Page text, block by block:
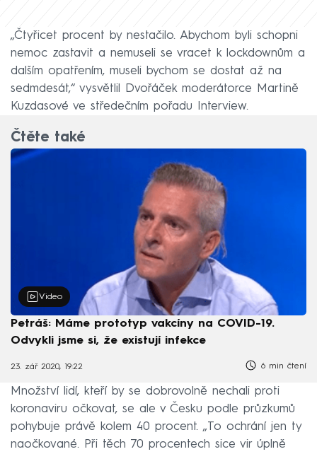
„Čtyřicet procent by nestačilo. Abychom byli schopni
nemoc zastavit a nemuseli se vracet k lockdownům a
dalším opatřením, museli bychom se dostat až na
sedmdesát,“ vysvětlil Dvořáček moderátorce Martině
Kuzdasové ve středečním pořadu Interview.
Čtěte také
Video
Petráš: Máme prototyp vakcíny na COVID-19.
Odvykli jsme si, že existují infekce
23. zář 2020, 19:22 6 min čtení
Množství lidí, kteří by se dobrovolně nechali proti
koronaviru očkovat, se ale v Česku podle průzkumů
pohybuje právě kolem 40 procent. „To ochrání jen ty
naočkované. Při těch 70 procentech sice vir úplně